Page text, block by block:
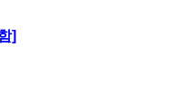
]